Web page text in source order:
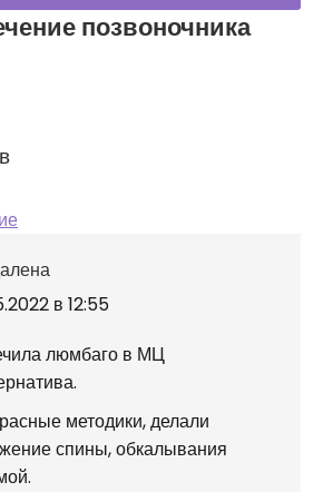
позвоночника
по
в 12:55
люмбаго в МЦ
методики, делали
спины, обкалывания